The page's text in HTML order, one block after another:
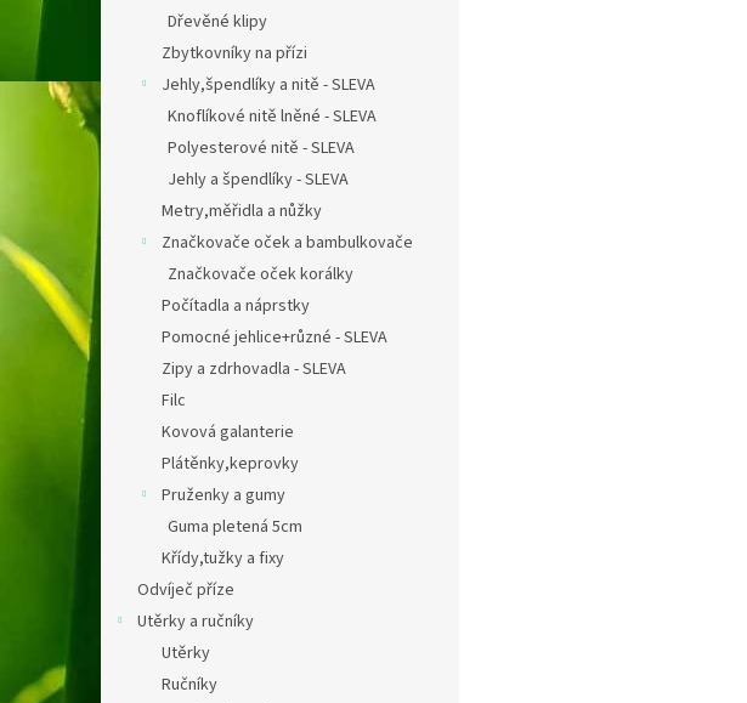
Dřevěné klipy
Zbytkovníky na přízi
Jehly,špendlíky a nitě - SLEVA
Knoflíkové nitě lněné - SLEVA
Polyesterové nitě - SLEVA
Jehly a špendlíky - SLEVA
Metry,měřidla a nůžky
Značkovače oček a bambulkovače
Značkovače oček korálky
Počítadla a náprstky
Pomocné jehlice+různé - SLEVA
Zipy a zdrhovadla - SLEVA
Filc
Kovová galanterie
Plátěnky,keprovky
Pruženky a gumy
Guma pletená 5cm
Křídy,tužky a fixy
Odvíječ příze
Utěrky a ručníky
Utěrky
Ručníky